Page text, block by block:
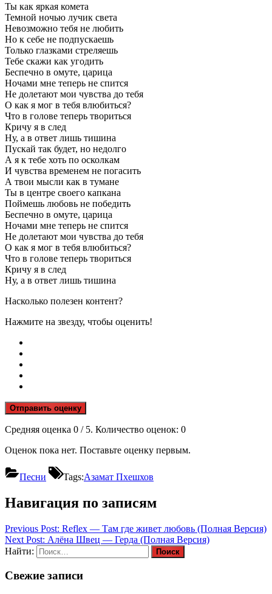
Ты как яркая комета
Темной ночью лучик света
Невозможно тебя не любить
Но к себе не подпускаешь
Только глазками стреляешь
Тебе скажи как угодить
Беспечно в омуте, царица
Ночами мне теперь не спится
Не долетают мои чувства до тебя
О как я мог в тебя влюбиться?
Что в голове теперь твориться
Кричу я в след
Ну, а в ответ лишь тишина
Пускай так будет, но недолго
А я к тебе хоть по осколкам
И чувства временем не погасить
А твои мысли как в тумане
Ты в центре своего капкана
Поймешь любовь не победить
Беспечно в омуте, царица
Ночами мне теперь не спится
Не долетают мои чувства до тебя
О как я мог в тебя влюбиться?
Что в голове теперь твориться
Кричу я в след
Ну, а в ответ лишь тишина
Насколько полезен контент?
Нажмите на звезду, чтобы оценить!
Отправить оценку
Средняя оценка 0 / 5. Количество оценок: 0
Оценок пока нет. Поставьте оценку первым.
Песни Tags:Азамат Пхешхов
Навигация по записям
Previous Post: Reflex — Там где живет любовь (Полная Версия)
Next Post: Алёна Швец — Герда (Полная Версия)
Найти:
Свежие записи